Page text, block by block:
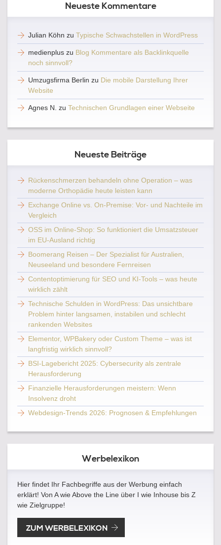
Neueste Kommentare
Julian Köhn zu Typische Schwachstellen in WordPress
medienplus zu Blog Kommentare als Backlinkquelle
noch sinnvoll?
Umzugsfirma Berlin zu Die mobile Darstellung Ihrer
Website
Agnes N. zu Technischen Grundlagen einer Webseite
Neueste Beiträge
Rückenschmerzen behandeln ohne Operation – was
moderne Orthopädie heute leisten kann
Exchange Online vs. On-Premise: Vor- und Nachteile im
Vergleich
OSS im Online-Shop: So funktioniert die Umsatzsteuer
im EU-Ausland richtig
Boomerang Reisen – Der Spezialist für Australien,
Neuseeland und besondere Fernreisen
Contentoptimierung für SEO und KI-Tools – was heute
wirklich zählt
Technische Schulden in WordPress: Das unsichtbare
Problem hinter langsamen, instabilen und schlecht
rankenden Websites
Elementor, WPBakery oder Custom Theme – was ist
langfristig wirklich sinnvoll?
BSI-Lagebericht 2025: Cybersecurity als zentrale
Herausforderung
Finanzielle Herausforderungen meistern: Wenn
Insolvenz droht
Webdesign-Trends 2026: Prognosen & Empfehlungen
Werbelexikon
Hier findet Ihr Fachbegriffe aus der Werbung einfach
erklärt! Von A wie Above the Line über I wie Inhouse bis Z
wie Zielgruppe!
ZUM WERBELEXIKON